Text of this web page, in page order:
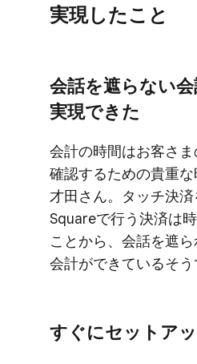
実現した​こと
会話を​遮らない​会
実現できた
会計の​時間は​お客さ
確認する​ための​貴重
才田さん。​タッチ決済
Squareで​行う​決済は​
ことから、​会話を​遮ら
会計が​できている​そう
すぐに​セットア